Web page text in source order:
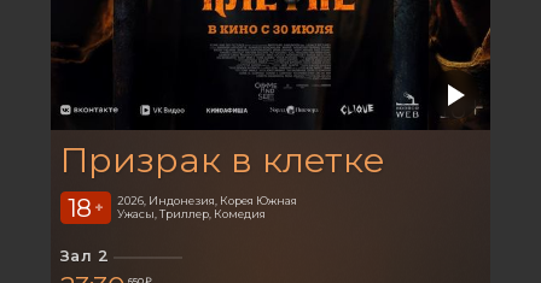
Призрак в клетке
18 +
2026, Индонезия, Корея Южная
Ужасы, Триллер, Комедия
Зал 2
650 ₽